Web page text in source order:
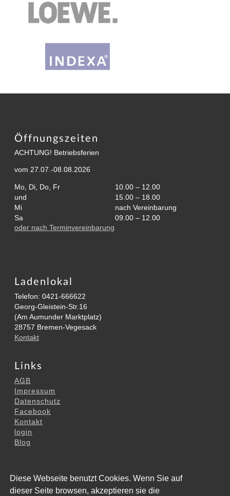
Diese Webseite benutzt Cookies. Wenn Sie auf
dieser Seite browsen, akzeptieren sie die
Öffnungszeiten
ACHTUNG! Betriebsferien
vom 27.07.-08.08.2026
Mo, Di, Do, Fr
10.00 – 12.00
und
15.00 – 18.00
Mi
nach Vereinbarung
Sa
09.00 – 12.00
oder nach Terminvereinbarung
Ladenlokal
Telefon: 0421-666622
Georg-Gleistein-Str.16
(Am Aumunder Marktplatz)
28757 Bremen-Vegesack
Kontakt
Links
AGB
Impressum
Datenschutz
Facebook
Kontakt
login
Blog
© 1999 - 2026 Achim Schultze, alle Rechte vorbehalten